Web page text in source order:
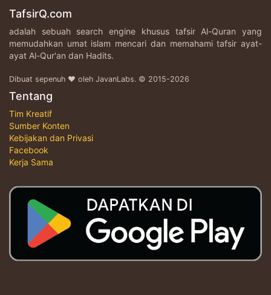
TafsirQ.com
adalah sebuah search engine khusus tafsir Al-Quran yang
memudahkan umat islam mencari dan memahami tafsir ayat-
ayat Al-Qur'an dan Hadits.
Dibuat sepenuh ♥ oleh JavanLabs. © 2015-2026
Tentang
Tim Kreatif
Sumber Konten
Kebijakan dan Privasi
Facebook
Kerja Sama